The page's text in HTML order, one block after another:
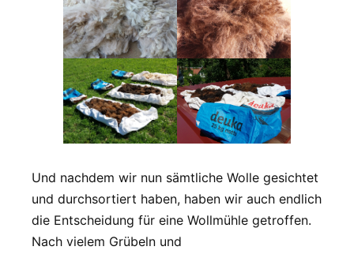
Und nachdem wir nun sämtliche Wolle gesichtet
und durchsortiert haben, haben wir auch endlich
die Entscheidung für eine Wollmühle getroffen.
Nach vielem Grübeln und